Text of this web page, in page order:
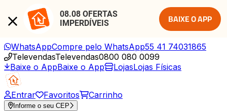
08.08 OFERTAS
IMPERDÍVEIS
BAIXE O APP
WhatsAppCompre pelo WhatsApp55 41 74031865
TelevendasTelevendas0800 080 0099
Baixe o AppBaixe o App LojasLojas Físicas
Entrar Favoritos Carrinho
Informe o seu CEP